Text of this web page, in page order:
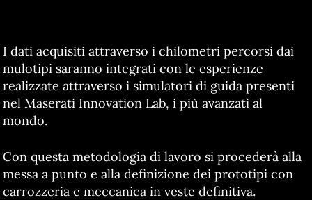
I dati acquisiti attraverso i chilometri percorsi dai
mulotipi saranno integrati con le esperienze
realizzate attraverso i simulatori di guida presenti
nel Maserati Innovation Lab, i più avanzati al
mondo.
Con questa metodologia di lavoro si procederà alla
messa a punto e alla definizione dei prototipi con
carrozzeria e meccanica in veste definitiva.